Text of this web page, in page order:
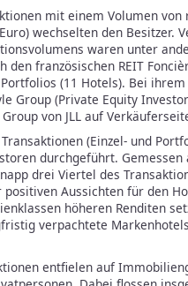
mit einem Volumen von
wechselten den Besitzer.
waren unter
den französischen REIT
(11 Hotels). Bei
Group (Private Equity
von JLL auf
(Einzel- und
durchgeführt. Gemessen
drei Viertel des
positiven Aussichten für den
höheren Renditen
verpachtete
entfielen auf